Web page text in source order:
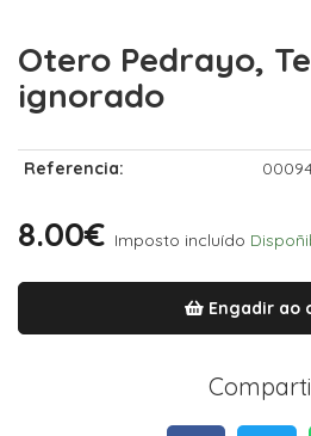
Otero Pedrayo,
ignorado
Referencia:
8.00€ Imposto incluído
Engadir ao